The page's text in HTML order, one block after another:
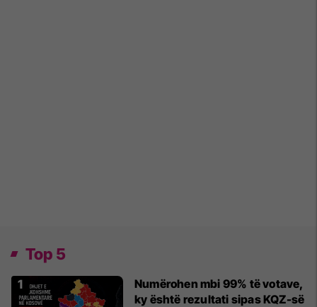
Top 5
Numërohen mbi 99% të votave,
ky është rezultati sipas KQZ-së